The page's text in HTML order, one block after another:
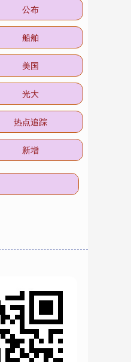
公布
船舶
美国
光大
热点追踪
新增